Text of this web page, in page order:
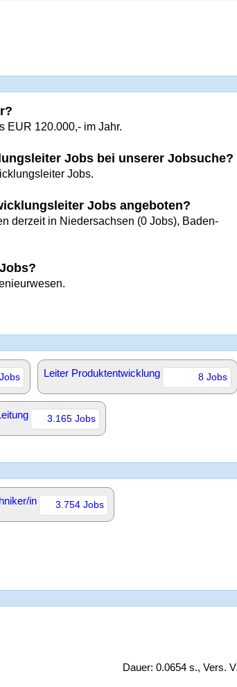
EUR 120.000,- im Jahr.
Jobs bei unserer Jobsuche?
Jobs.
Jobs angeboten?
derzeit in Niedersachsen (0 Jobs), Baden-
Leiter Produktentwicklung 8 Jobs
3.165 Jobs
in 3.754 Jobs
Dauer: 0.0654 s., Vers.